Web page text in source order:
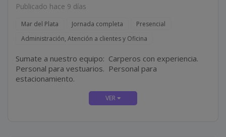
Publicado hace 9 días
Mar del Plata Jornada completa
Presencial
Administración, Atención a clientes y Oficina
Sumate a nuestro equipo: Carperos con experiencia.
Personal para vestuarios. Personal para
estacionamiento.